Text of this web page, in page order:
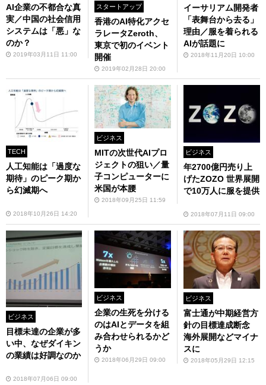
AI企業の不都合な真
実／中国の社会信用
システムは「悪」な
のか？
2019年03月11日 11:00
スタートアップ
香港のAI特化アクセ
ラレータZeroth、
東京で初のイベント
開催
2019年02月28日 20:00
イーサリアム開発者
「表舞台から去る」
理由／服を着られる
AIが話題に
2018年11月20日 10:00
TECH
人工知能は「過度な
期待」のピーク期か
ら幻滅期へ
2018年10月26日 14:20
ビジネス
MITの次世代AIプロ
ジェクトの狙い／量
子コンピューターに
米国が本腰
2018年09月25日 11:59
ビジネス
年2700億円売り上
げたZOZO 世界展開
で10万人に服を提供
2018年07月11日 09:00
ビジネス
目標未達の企業が多
い中、なぜダイキン
の業績は好調なのか
2018年07月06日 09:00
ビジネス
企業の生死を分ける
のはAIとデータを組
み合わせられるかど
うか
2018年06月29日 09:00
ビジネス
富士通が中期経営方
針の目標達成断念
海外展開などマイナ
スに
2018年05月29日 12:15